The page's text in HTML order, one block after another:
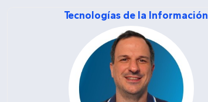
Tecnologías de la Información